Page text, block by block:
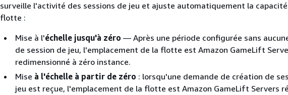
surveille l'activité des sessions de jeu et ajuste automatiquement la
flotte :
Mise à l'échelle jusqu'à zéro — Après une période configurée sans
de session de jeu, l'emplacement de la flotte est Amazon GameLift
redimensionné à zéro instance.
Mise à l'échelle à partir de zéro : lorsqu'une demande de création de
jeu est reçue, l'emplacement de la flotte est Amazon GameLift Servers